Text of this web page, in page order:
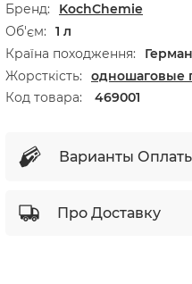
Бренд
KochChemie
Об'єм
1 л
Країна походження
Жорсткість
одношаговые
Код товара:
469001
Варианты
Про Доставку